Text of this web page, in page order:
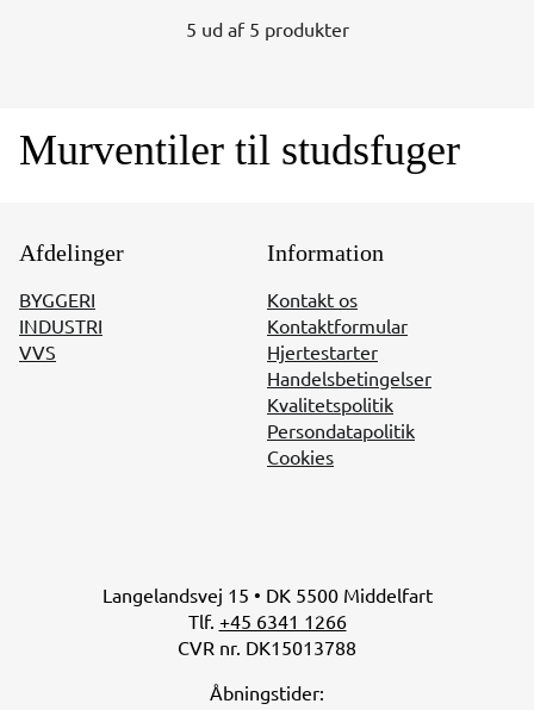
5 ud af 5 produkter
Murventiler til studsfuger
Afdelinger
BYGGERI
INDUSTRI
VVS
Information
Kontakt os
Kontaktformular
Hjertestarter
Handelsbetingelser
Kvalitetspolitik
Persondatapolitik
Cookies
Langelandsvej 15 • DK 5500 Middelfart
Tlf. +45 6341 1266
CVR nr. DK15013788
Åbningstider: